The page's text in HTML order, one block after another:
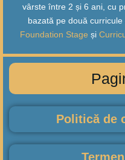
vârste între 2 și 6 ani, cu
bazată pe două
Foundation Stage și
Politică de